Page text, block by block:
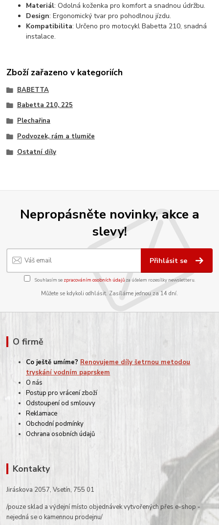
Materiál: Odolná koženka pro komfort a snadnou údržbu.
Design: Ergonomický tvar pro pohodlnou jízdu.
Kompatibilita: Určeno pro motocykl Babetta 210, snadná
instalace.
Zboží zařazeno v kategoriích
BABETTA
Babetta 210, 225
Plechařina
Podvozek, rám a tlumiče
Ostatní díly
Nepropásněte novinky, akce a
slevy!
Přihlásit se
Souhlasím se zpracováním osobních údajůza účelem rozesílky newsletteru.
Můžete se kdykoli odhlásit. Zasíláme jednou za 14 dní.
O firmě
Co ještě umíme? Renovujeme díly šetrnou metodou
tryskání vodním paprskem
O nás
Postup pro vrácení zboží
Odstoupení od smlouvy
Reklamace
Obchodní podmínky
Ochrana osobních údajů
Kontakty
Jiráskova 2057, Vsetín, 755 01
/pouze sklad a výdejní místo objednávek vytvořených přes e-shop -
nejedná se o kamennou prodejnu/